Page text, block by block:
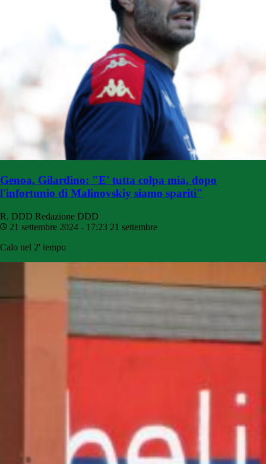
Genoa, Gilardino: "E' tutta colpa mia, dopo
l'infortunio di Malinovskiy siamo spariti"
R. DDD Redazione DDD
21 settembre 2024 - 17:23 21 settembre
Calo nel 2' tempo